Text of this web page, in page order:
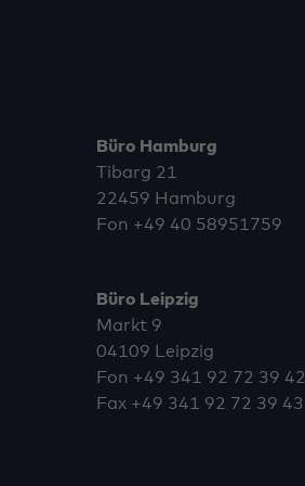
Büro Hamburg
Tibarg 21
22459 Hamburg
Fon +49 40 58951759
Büro Leipzig
Markt 9
04109 Leipzig
Fon +49 341 92 72 39 42
Fax +49 341 92 72 39 43